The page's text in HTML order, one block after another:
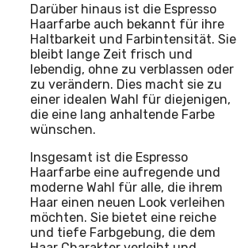
Darüber hinaus ist die Espresso
Haarfarbe auch bekannt für ihre
Haltbarkeit und Farbintensität. Sie
bleibt lange Zeit frisch und
lebendig, ohne zu verblassen oder
zu verändern. Dies macht sie zu
einer idealen Wahl für diejenigen,
die eine lang anhaltende Farbe
wünschen.
Insgesamt ist die Espresso
Haarfarbe eine aufregende und
moderne Wahl für alle, die ihrem
Haar einen neuen Look verleihen
möchten. Sie bietet eine reiche
und tiefe Farbgebung, die dem